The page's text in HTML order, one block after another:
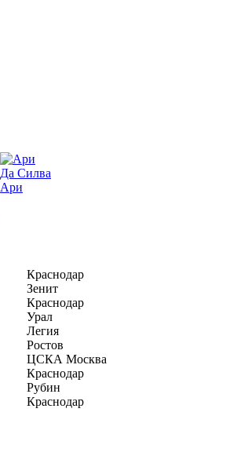
Да Силва
Ари
Краснодар
Зенит
Краснодар
Урал
Легия
Ростов
ЦСКА Москва
Краснодар
Рубин
Краснодар